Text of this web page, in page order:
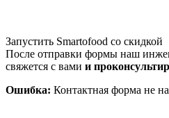
Запустить Smartofood со скидкой
После отправки формы наш
свяжется с вами и
Ошибка: Контактная форма не